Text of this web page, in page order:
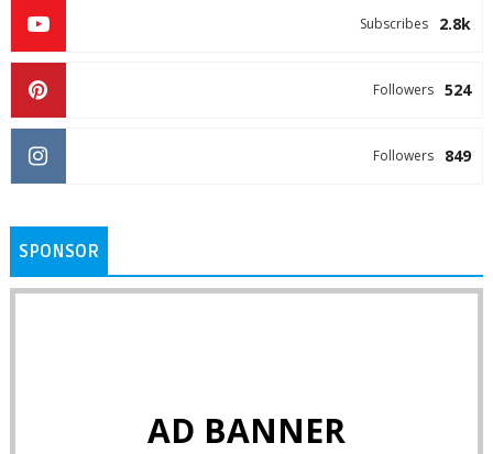
2.8k
Subscribes
524
Followers
849
Followers
SPONSOR
AD BANNER